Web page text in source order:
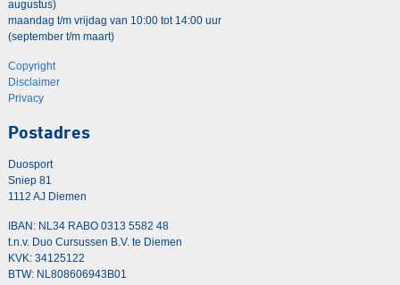
augustus)
maandag t/m vrijdag van 10:00 tot 14:00 uur
(september t/m maart)
Copyright
Disclaimer
Privacy
Postadres
Duosport
Sniep 81
1112 AJ Diemen
IBAN: NL34 RABO 0313 5582 48
t.n.v. Duo Cursussen B.V. te Diemen
KVK: 34125122
BTW: NL808606943B01